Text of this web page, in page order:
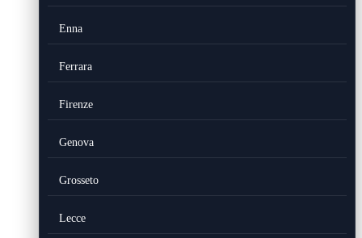
Enna
Ferrara
Firenze
Genova
Grosseto
Lecce